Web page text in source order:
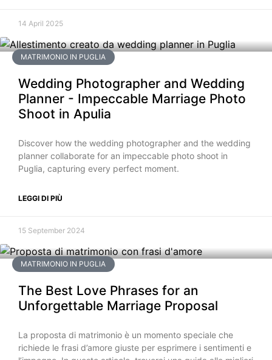
14 April 2025
MATRIMONIO IN PUGLIA
Wedding Photographer and Wedding
Planner - Impeccable Marriage Photo
Shoot in Apulia
Discover how the wedding photographer and the wedding
planner collaborate for an impeccable photo shoot in
Puglia, capturing every perfect moment.
LEGGI DI PIÙ
15 September 2024
MATRIMONIO IN PUGLIA
The Best Love Phrases for an
Unforgettable Marriage Proposal
La proposta di matrimonio è un momento speciale che
richiede le frasi d’amore giuste per esprimere i sentimenti e